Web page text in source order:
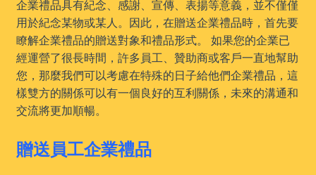
企業禮品具有紀念、感謝、宣傳、表揚等意義，並不僅僅
用於紀念某物或某人。因此，在贈送企業禮品時，首先要
瞭解企業禮品的贈送對象和禮品形式。 如果您的企業已
經運營了很長時間，許多員工、贊助商或客戶一直地幫助
您，那麼我們可以考慮在特殊的日子給他們企業禮品，這
樣雙方的關係可以有一個良好的互利關係，未來的溝通和
交流將更加順暢。
贈送員工企業禮品